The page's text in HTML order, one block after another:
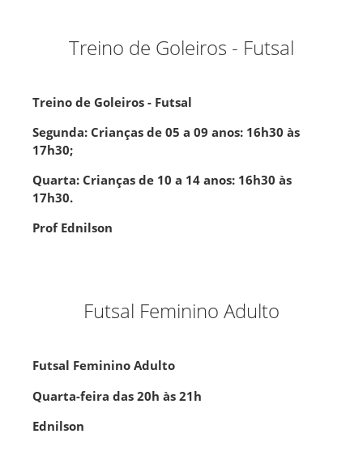
Treino de Goleiros - Futsal
Treino de Goleiros - Futsal
Segunda: Crianças de 05 a 09 anos: 16h30 às
17h30;
Quarta: Crianças de 10 a 14 anos: 16h30 às
17h30.
Prof Ednilson
Futsal Feminino Adulto
Futsal Feminino Adulto
Quarta-feira das 20h às 21h
Ednilson